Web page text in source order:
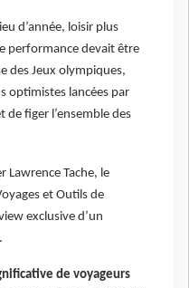
d’année, loisir plus
performance devait être
des Jeux olympiques,
optimistes lancées par
de figer l’ensemble des
Lawrence Tache, le
et Outils de
exclusive d’un
de voyageurs